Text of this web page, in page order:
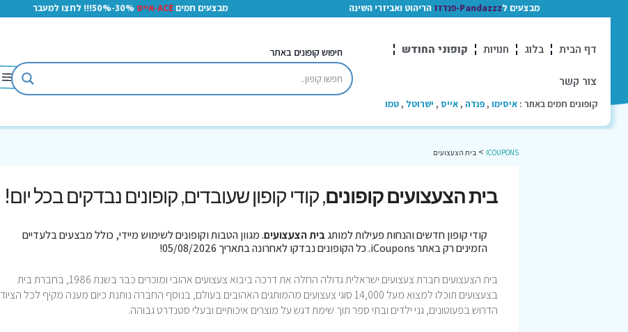
מבצעים לPandazzz-פנדזז הריהוט ואביזרי השינה מבצעים חמיםACE-אייס 30%-50%!!! לחצו למעבר
דף הבית בלוג חנויות קופוני החודש
צור קשר
קופונים חמים באתר : איסימו ,פנדה ,אייס , ישרוטל ,טמו
חיפוש קופונים באתר
ICOUPONS
> בית הצעצועים
בית הצעצועים קופונים, קודי קופון שעובדים, קופונים נבדקים בכל יום!
קודי קופון חדשים והנחות פעילות למותגבית הצעצועים. מגוון הטבות וקופונים לשימוש מיידי, כולל מבצעים בלעדיים
הזמינים רק באתר iCoupons. כל הקופונים נבדקו לאחרונה בתאריך 05/08/2026!
בית הצעצועים חברת צעצועים ישראלית גדולה החלה את דרכה ביבוא צעצועים אהובי ומוכרים כבר בשנת 1986, בחברת בית
בצעצועים תוכלו למצוא מעל 14,000 סוגי צעצועים מהמותגים האהובים בעולם, בנוסף החברה נותנת כיום מענה מקיף לכל הציוד
הדרוש בפעוטונים, גני ילדים ובתי ספר תוך שימת דגש על מוצרים איכותיים ובעלי סטנדרט גבוהה.